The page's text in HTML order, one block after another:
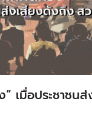
” เมื่อประชาชนส่